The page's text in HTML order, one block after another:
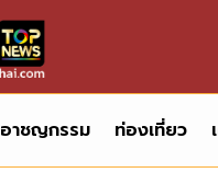
อาชญกรรม ท่องเที่ยว